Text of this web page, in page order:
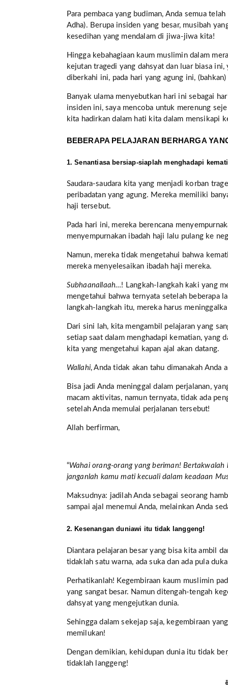
Para pembaca yang budiman, Anda semua
Adha). Berupa insiden yang besar, musibah
kesedihan yang mendalam di jiwa-jiwa kita!
Hingga kebahagiaan kaum muslimin dalam
kejutan tragedi yang dahsyat dan luar biasa
diberkahi ini, pada hari yang agung ini,
Banyak ulama menyebutkan hari ini sebagai
insiden ini, saya mencoba untuk merenung
kita hadirkan dalam hati kita dalam mensikapi
BEBERAPA PELAJARAN BERHARGA
1. Senantiasa bersiap-siaplah menghadapi
Saudara-saudara kita yang menjadi korban
peribadatan yang agung. Mereka memiliki
haji tersebut.
Pada hari ini, mereka berencana
menyempurnakan ibadah haji lalu pulang ke
Namun, mereka tidak mengetahui bahwa
mereka menyelesaikan ibadah haji mereka.
Subhaanallaah…! Langkah-langkah kaki yang
mengetahui bahwa ternyata setelah beberapa
langkah-langkah itu, mereka harus
Dari sini lah, kita mengambil pelajaran yang
setiap saat dalam menghadapi kematian, yang
kita yang mengetahui kapan ajal akan datang.
Wallahi, Anda tidak akan tahu dimanakah Anda
Bisa jadi Anda meninggal dalam perjalanan,
macam aktivitas, namun ternyata, tidak ada
setelah Anda memulai perjalanan tersebut!
Allah berfirman,
“Wahai orang-orang yang beriman!
janganlah kamu mati kecuali dalam keadaan
Maksudnya: jadilah Anda sebagai seorang
sampai ajal menemui Anda, melainkan Anda
2. Kesenangan duniawi itu tidak langgeng!
Diantara pelajaran besar yang bisa kita ambil
tidaklah satu warna, ada suka dan ada pula
Perhatikanlah! Kegembiraan kaum muslimin
yang sangat besar. Namun ditengah-tengah
dahsyat yang mengejutkan dunia.
Sehingga dalam sekejap saja, kegembiraan
memilukan!
Dengan demikian, kehidupan dunia itu tidak
tidaklah langgeng!